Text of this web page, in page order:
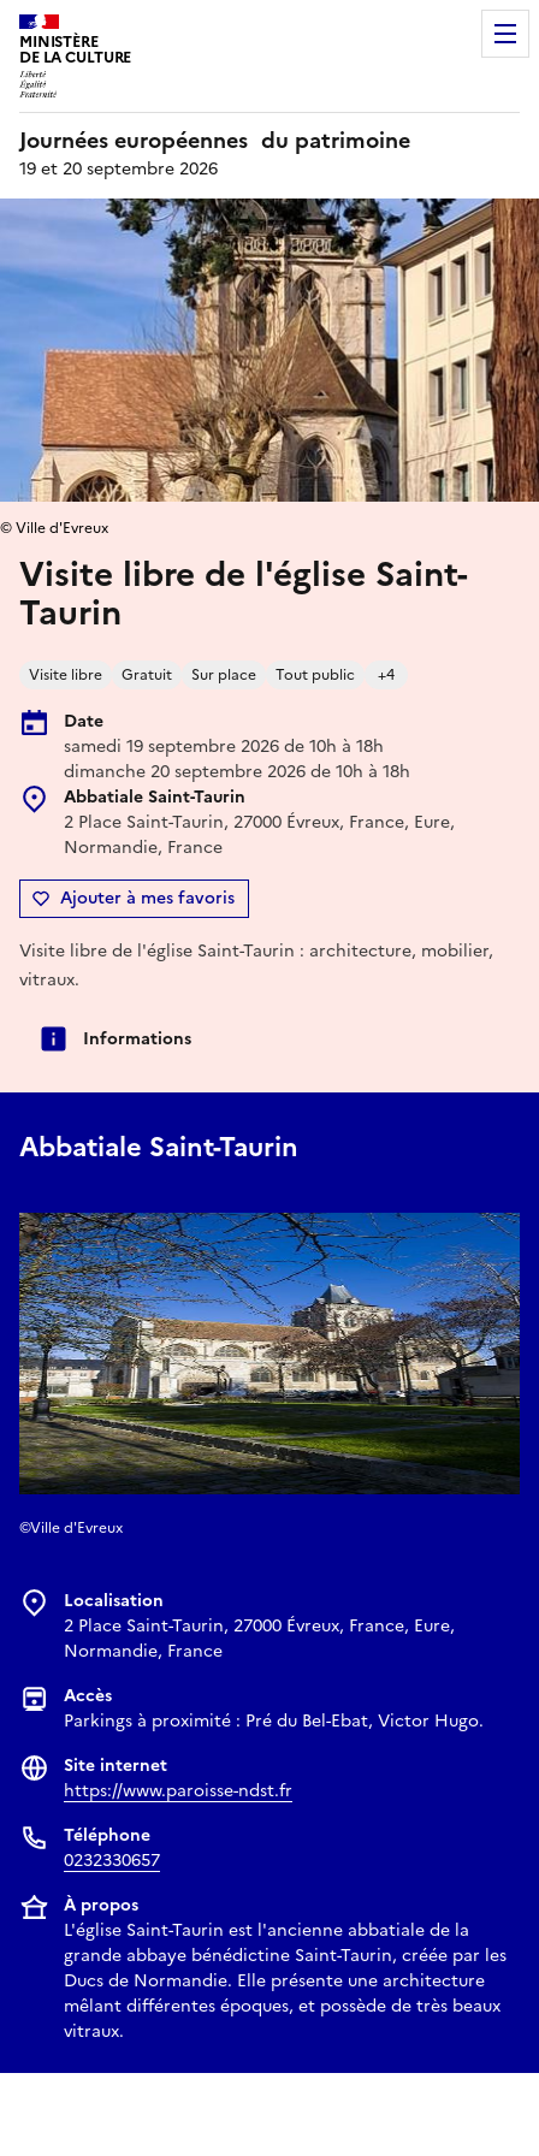
MINISTÈRE
DE LA CULTURE
Journées européennes du patrimoine
19 et 20 septembre 2026
Visite libre de l'église Saint-
Taurin
Visite libre Gratuit Sur place Tout public +4
Date
samedi 19 septembre 2026 de 10h à 18h
dimanche 20 septembre 2026 de 10h à 18h
Abbatiale Saint-Taurin
2 Place Saint-Taurin, 27000 Évreux, France, Eure,
Normandie, France
Ajouter à mes favoris
© Ville d'Evreux
Visite libre de l'église Saint-Taurin : architecture, mobilier,
vitraux.
Informations
Abbatiale Saint-Taurin
©Ville d'Evreux
Localisation
2 Place Saint-Taurin, 27000 Évreux, France, Eure,
Normandie, France
Accès
Parkings à proximité : Pré du Bel-Ebat, Victor Hugo.
Site internet
https://www.paroisse-ndst.fr
Téléphone
0232330657
À propos
L'église Saint-Taurin est l'ancienne abbatiale de la
grande abbaye bénédictine Saint-Taurin, créée par les
Ducs de Normandie. Elle présente une architecture
mêlant différentes époques, et possède de très beaux
vitraux.